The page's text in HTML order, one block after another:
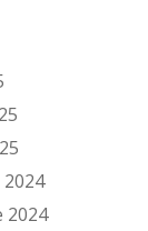
2024